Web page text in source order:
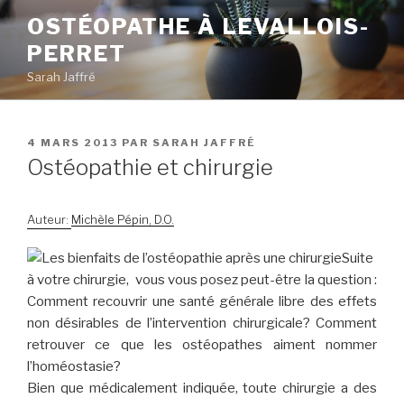
Aller
contenu
principal
OSTÉOPATHE À LEVALLOIS-
PERRET
Sarah Jaffré
PUBLIÉ
LE
4 MARS 2013 PAR SARAH JAFFRÉ
Ostéopathie et chirurgie
Auteur: Michèle Pépin, D.O.
Suite
à votre chirurgie, vous vous posez peut-être la question :
Comment recouvrir une santé générale libre des effets
non désirables de l’intervention chirurgicale? Comment
retrouver ce que les ostéopathes aiment nommer
l’homéostasie?
Bien que médicalement indiquée, toute chirurgie a des